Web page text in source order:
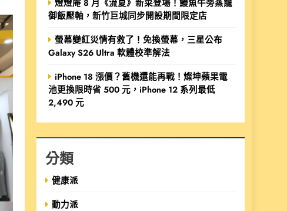
燈燈庵 8 月《流夏》新菜登場！鰻魚牛蒡蒸籠
御飯壓軸，新竹巨城同步開設期間限定店
螢幕變紅災情有救了！免換螢幕，三星公布
Galaxy S26 Ultra 軟體校準解法
iPhone 18 漲價？舊機還能再戰！燦坤蘋果電
池更換限時省 500 元，iPhone 12 系列最低
2,490 元
分類
健康派
動力派